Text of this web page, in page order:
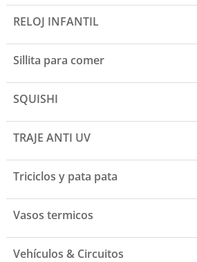
RELOJ INFANTIL
Sillita para comer
SQUISHI
TRAJE ANTI UV
Triciclos y pata pata
Vasos termicos
Vehículos & Circuitos